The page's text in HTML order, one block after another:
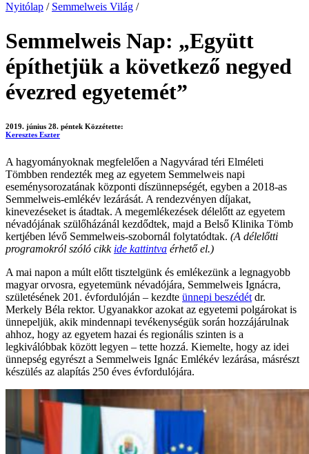
Nyitólap / Semmelweis Világ /
Semmelweis Nap: „Együtt
építhetjük a következő negyed
évezred egyetemét”
2019. június 28. péntek Közzétette:
Keresztes Eszter
A hagyományoknak megfelelően a Nagyvárad téri Elméleti
Tömbben rendezték meg az egyetem Semmelweis napi
eseménysorozatának központi díszünnepségét, egyben a 2018-as
Semmelweis-emlékév lezárását. A rendezvényen díjakat,
kinevezéseket is átadtak. A megemlékezések délelőtt az egyetem
névadójának szülőházánál kezdődtek, majd a Belső Klinika Tömb
kertjében lévő Semmelweis-szobornál folytatódtak. (A délelőtti
programokról szóló cikk ide kattintva érhető el.)
A mai napon a múlt előtt tisztelgünk és emlékezünk a legnagyobb
magyar orvosra, egyetemünk névadójára, Semmelweis Ignácra,
születésének 201. évfordulóján – kezdte ünnepi beszédét dr.
Merkely Béla rektor. Ugyanakkor azokat az egyetemi polgárokat is
ünnepeljük, akik mindennapi tevékenységük során hozzájárulnak
ahhoz, hogy az egyetem hazai és regionális szinten is a
legkiválóbbak között legyen – tette hozzá. Kiemelte, hogy az idei
ünnepség egyrészt a Semmelweis Ignác Emlékév lezárása, másrészt
készülés az alapítás 250 éves évfordulójára.